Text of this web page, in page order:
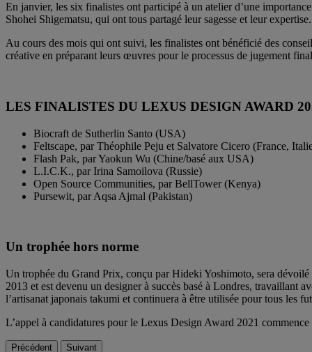
En janvier, les six finalistes ont participé à un atelier d’une
Shohei Shigematsu, qui ont tous partagé leur sagesse et leur
Au cours des mois qui ont suivi, les finalistes ont bénéficié des
créative en préparant leurs œuvres pour le processus de jugement
LES FINALISTES DU LEXUS DESIGN AWARD
Biocraft de Sutherlin Santo (USA)
Feltscape, par Théophile Peju et Salvatore Cicero (France,
Flash Pak, par Yaokun Wu (Chine/basé aux USA)
L.I.C.K., par Irina Samoilova (Russie)
Open Source Communities, par BellTower (Kenya)
Pursewit, par Aqsa Ajmal (Pakistan)
Un trophée hors norme
Un trophée du Grand Prix, conçu par Hideki Yoshimoto, sera
2013 et est devenu un designer à succès basé à Londres, travaillant
l’artisanat japonais takumi et continuera à être utilisée pour tous les
L’appel à candidatures pour le Lexus Design Award 2021
Précédent Suivant